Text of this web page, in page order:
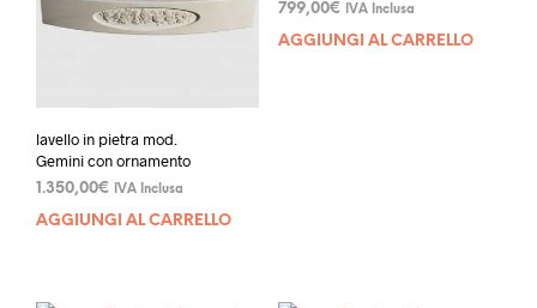
lavello in pietra mod.
Gemini con ornamento
1.350,00€ IVA Inclusa
AGGIUNGI AL CARRELLO
799,00€ IVA Inclusa
AGGIUNGI AL CARRELLO